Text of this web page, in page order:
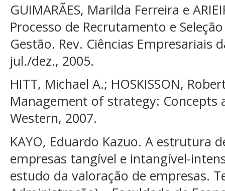
GUIMARÃES, Marilda Ferreira e
Processo de Recrutamento e
Gestão. Rev. Ciências Empresariais
jul./dez., 2005.
HITT, Michael A.; HOSKISSON,
Management of strategy: Concepts
Western, 2007.
KAYO, Eduardo Kazuo. A estrutura
empresas tangível e intangível-
estudo da valoração de empresas.